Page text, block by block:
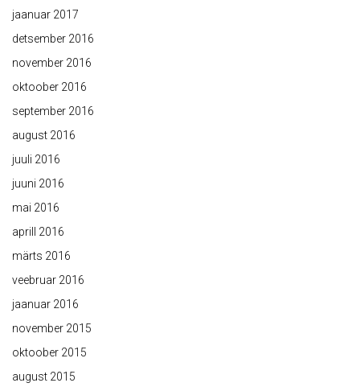
jaanuar 2017
detsember 2016
november 2016
oktoober 2016
september 2016
august 2016
juuli 2016
juuni 2016
mai 2016
aprill 2016
märts 2016
veebruar 2016
jaanuar 2016
november 2015
oktoober 2015
august 2015